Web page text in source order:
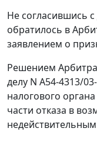
Не согласившись
обратилось в
заявлением о
Решением
делу N А54-4313/
налогового
части отказа в